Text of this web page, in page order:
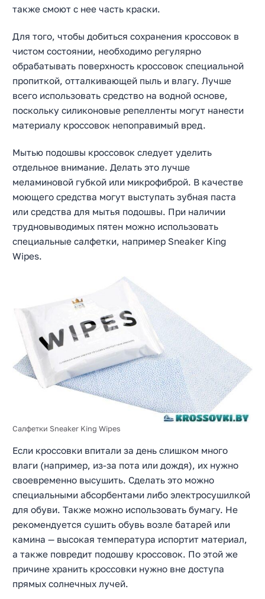
также смоют с нее часть краски.
Для того, чтобы добиться сохранения кроссовок в
чистом состоянии, необходимо регулярно
обрабатывать поверхность кроссовок специальной
пропиткой, отталкивающей пыль и влагу. Лучше
всего использовать средство на водной основе,
поскольку силиконовые репелленты могут нанести
материалу кроссовок непоправимый вред.
Мытью подошвы кроссовок следует уделить
отдельное внимание. Делать это лучше
меламиновой губкой или микрофиброй. В качестве
моющего средства могут выступать зубная паста
или средства для мытья подошвы. При наличии
трудновыводимых пятен можно использовать
специальные салфетки, например Sneaker King
Wipes.
Салфетки Sneaker King Wipes
Если кроссовки впитали за день слишком много
влаги (например, из-за пота или дождя), их нужно
своевременно высушить. Сделать это можно
специальными абсорбентами либо электросушилкой
для обуви. Также можно использовать бумагу. Не
рекомендуется сушить обувь возле батарей или
камина — высокая температура испортит материал,
а также повредит подошву кроссовок. По этой же
причине хранить кроссовки нужно вне доступа
прямых солнечных лучей.